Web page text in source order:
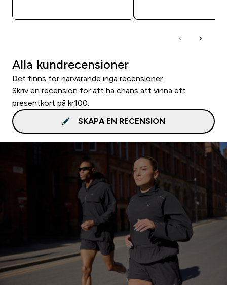
Alla kundrecensioner
Det finns för närvarande inga recensioner.
Skriv en recension för att ha chans att vinna ett
presentkort på kr100.
SKAPA EN RECENSION